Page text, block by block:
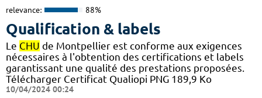
relevance: 88%
Qualification & labels
Le CHU de Montpellier est conforme aux exigences
nécessaires à l'obtention des certifications et labels
garantissant une qualité des prestations proposées.
Télécharger Certificat Qualiopi PNG 189,9 Ko
10/04/2024 00:24